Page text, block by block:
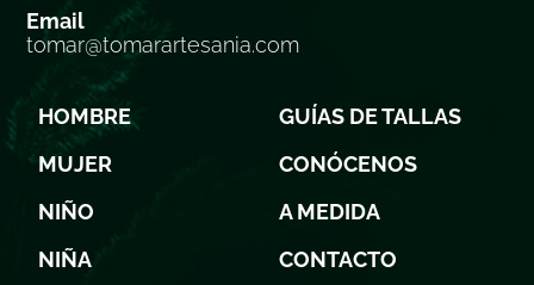
Email
tomar@tomarartesania.com
HOMBRE
MUJER
NIÑO
NIÑA
GUÍAS DE TALLAS
CONÓCENOS
A MEDIDA
CONTACTO